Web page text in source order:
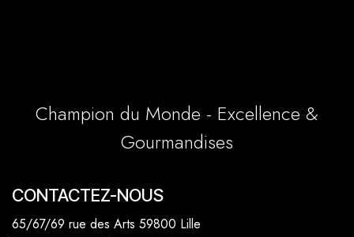
CONTACTEZ-NOUS
65/67/69 rue des Arts 59800 Lille
Champion du Monde - Excellence &
Gourmandises